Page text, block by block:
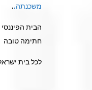
משכנתה..
הבית
חתימה טובה
לכל בית